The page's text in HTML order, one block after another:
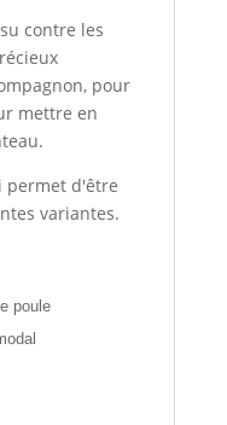
contre les
pour
mettre en
permet d'être
variantes.
poule